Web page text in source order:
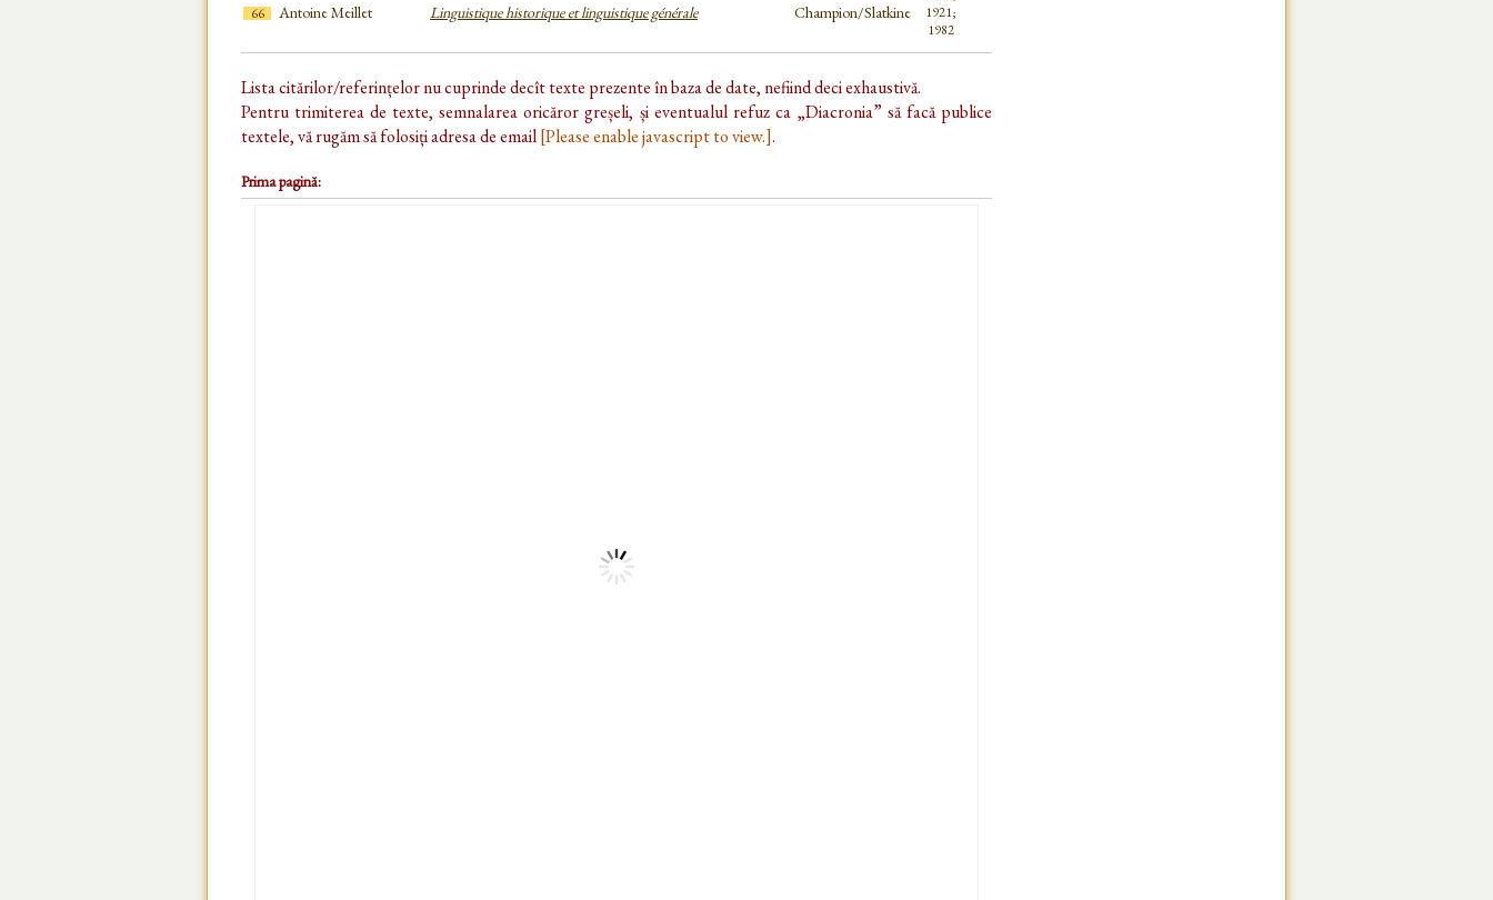
66 Antoine Meillet Linguistique historique et linguistique générale Champion/Slatkine
1921;
1982
Lista citărilor/referințelor nu cuprinde decît texte prezente în baza de date, nefiind deci exhaustivă.
Pentru trimiterea de texte, semnalarea oricăror greșeli, și eventualul refuz ca „Diacronia” să facă publice
textele, vă rugăm să folosiți adresa de email[Please enable javascript to view.].
Prima pagină: